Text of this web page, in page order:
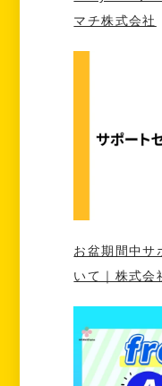
マチ株式会社
お盆期間中サ
いて｜株式会